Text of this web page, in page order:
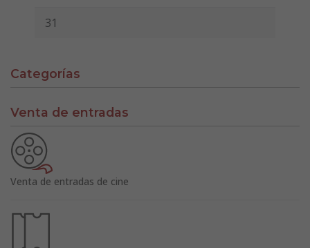
31
Categorías
Venta de entradas
Venta de entradas de cine